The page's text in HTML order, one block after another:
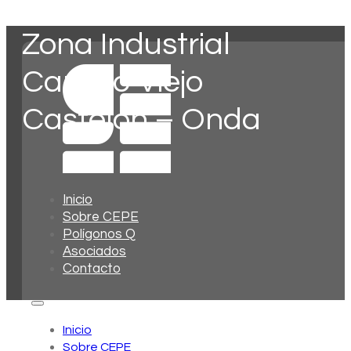
Inicio
Sobre CEPE
Polígonos Q
Asociados
Contacto
Inicio
Sobre CEPE
Zona Industrial
Camino Viejo
Castelón – Onda